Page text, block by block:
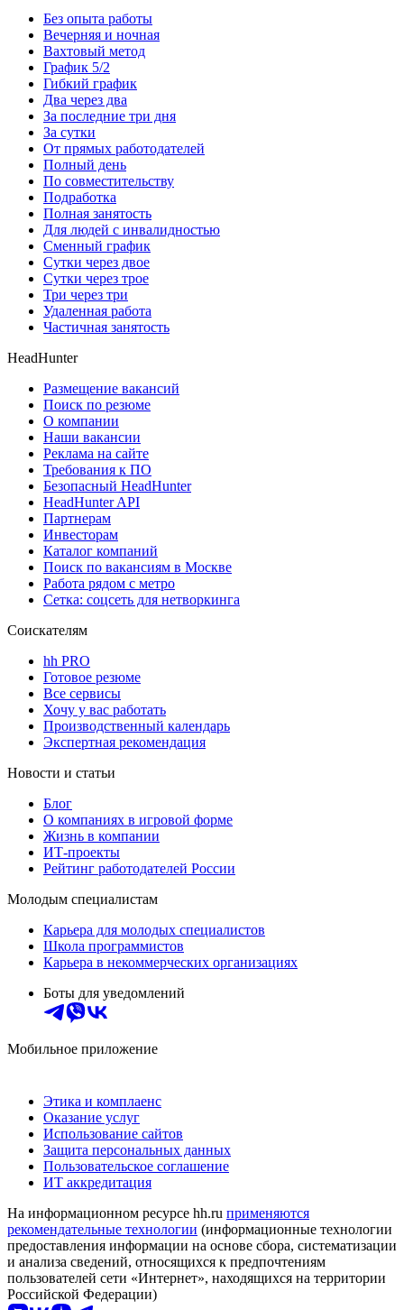
Без опыта работы
Вечерняя и ночная
Вахтовый метод
График 5/2
Гибкий график
Два через два
За последние три дня
За сутки
От прямых работодателей
Полный день
По совместительству
Подработка
Полная занятость
Для людей с инвалидностью
Сменный график
Сутки через двое
Сутки через трое
Три через три
Удаленная работа
Частичная занятость
HeadHunter
Размещение вакансий
Поиск по резюме
О компании
Наши вакансии
Реклама на сайте
Требования к ПО
Безопасный HeadHunter
HeadHunter API
Партнерам
Инвесторам
Каталог компаний
Поиск по вакансиям в Москве
Работа рядом с метро
Сетка: соцсеть для нетворкинга
Соискателям
hh PRO
Готовое резюме
Все сервисы
Хочу у вас работать
Производственный календарь
Экспертная рекомендация
Новости и статьи
Блог
О компаниях в игровой форме
Жизнь в компании
ИТ-проекты
Рейтинг работодателей России
Молодым специалистам
Карьера для молодых специалистов
Школа программистов
Карьера в некоммерческих организациях
Боты для уведомлений
Мобильное приложение
Этика и комплаенс
Оказание услуг
Использование сайтов
Защита персональных данных
Пользовательское соглашение
ИТ аккредитация
На информационном ресурсе hh.ru применяются
рекомендательные технологии (информационные технологии
предоставления информации на основе сбора, систематизации
и анализа сведений, относящихся к предпочтениям
пользователей сети «Интернет», находящихся на территории
Российской Федерации)